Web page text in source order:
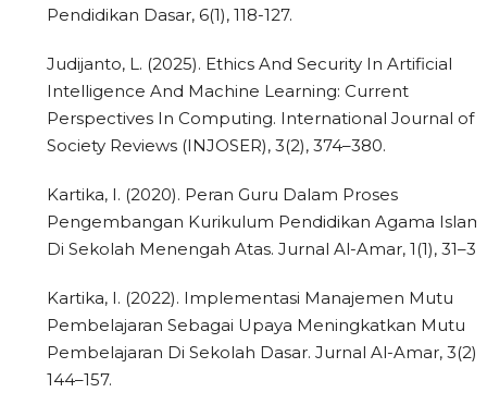
Pendidikan Dasar, 6(1), 118-127.
Judijanto, L. (2025). Ethics And Security In Artificial
Intelligence And Machine Learning: Current
Perspectives In Computing. International Journal of
Society Reviews (INJOSER), 3(2), 374–380.
Kartika, I. (2020). Peran Guru Dalam Proses
Pengembangan Kurikulum Pendidikan Agama Islam
Di Sekolah Menengah Atas. Jurnal Al-Amar, 1(1),
Kartika, I. (2022). Implementasi Manajemen Mutu
Pembelajaran Sebagai Upaya Meningkatkan Mutu
Pembelajaran Di Sekolah Dasar. Jurnal Al-Amar, 3(2),
144–157.